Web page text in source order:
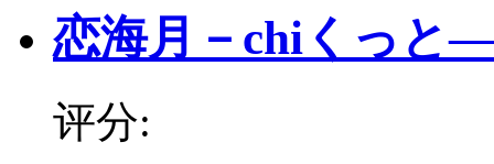
恋海月－chiくっと
评分: